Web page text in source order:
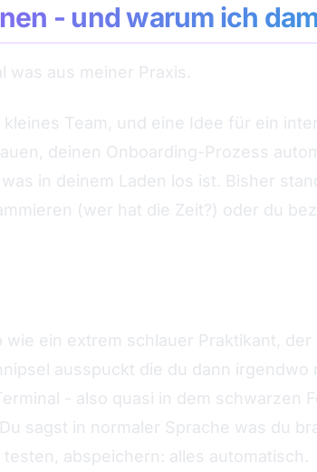
- und warum ich
was aus meiner Praxis.
Team, und eine Idee für ein
deinen Onboarding-Prozess
in deinem Laden los ist. Bisher
(wer hat die Zeit?) oder du
wie ein extrem schlauer Praktikant,
ausspuckt die du dann irgendwo
- also quasi in dem schwarzen
sagst in normaler Sprache was du
abspeichern: alles automatisch.